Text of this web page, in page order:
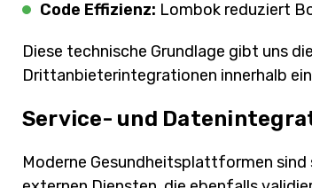
Code Effizienz: Lombok reduziert
Diese technische Grundlage gibt uns
Drittanbieterintegrationen innerhalb
Service- und
Moderne Gesundheitsplattformen